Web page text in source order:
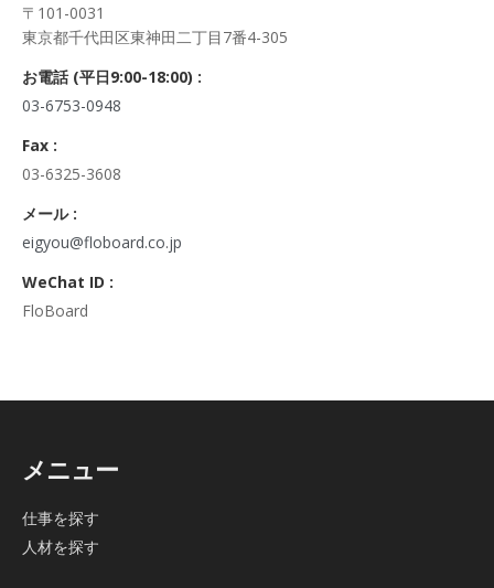
その際、弊社はご本人を確認させていただいたうえで、合理的
な期間内に対応いたします。
株式会社FloBoard 個人情報問合せ窓口
〒101-0031 東京都千代田区東神田二丁目7番4-305
メールアドレス: info@floboard.co.jp TEL: 03-6753-0948
ールデンウィークを除く)
6. 個人情報における任意性について
個人情報のご提供は、ご本人の任意です。ただし、必須項目を
ご入力頂けない場合は本フォームをご利用頂けませんので、ご
了承ください。
〒101-0031
東京都千代田区東神田二丁目7番4-305
お電話 (平日9:00-18:00) :
03-6753-0948
Fax :
03-6325-3608
メール :
eigyou@floboard.co.jp
WeChat ID :
FloBoard
メニュー
仕事を探す
人材を探す